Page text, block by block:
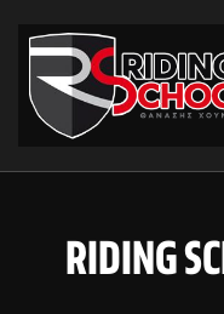
RIDING